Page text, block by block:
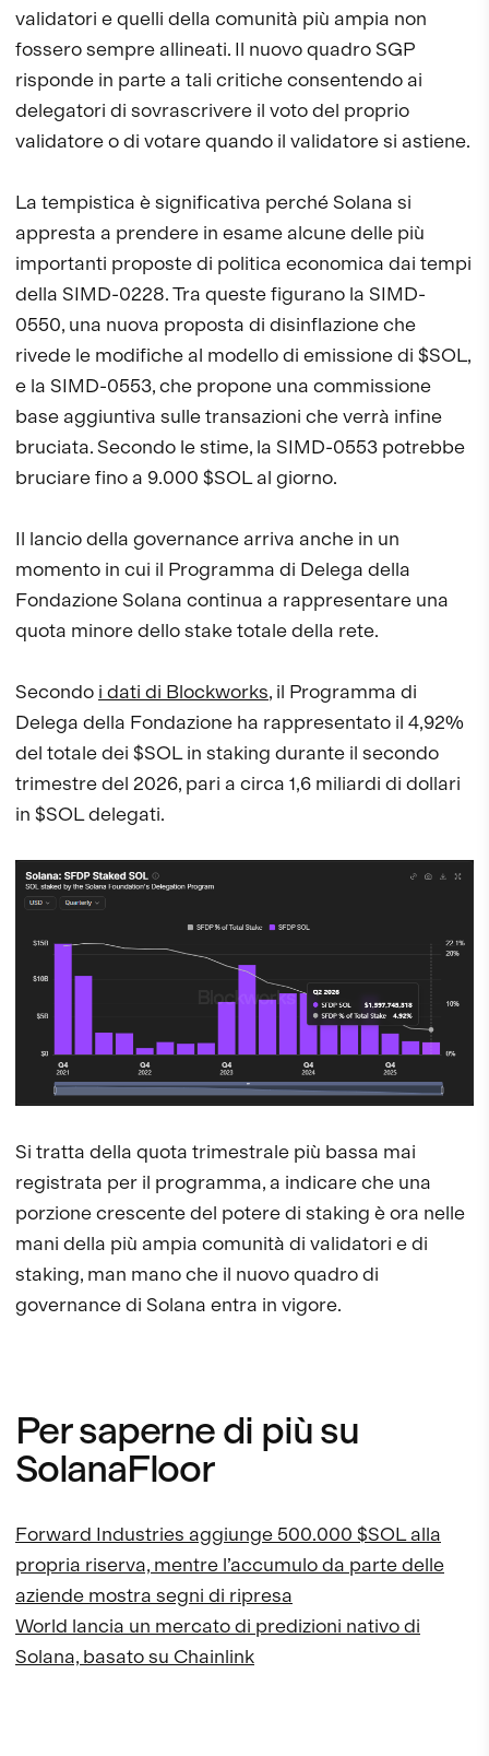
validatori e quelli della comunità più ampia non
fossero sempre allineati. Il nuovo quadro SGP
risponde in parte a tali critiche consentendo ai
delegatori di sovrascrivere il voto del proprio
validatore o di votare quando il validatore si astiene.
La tempistica è significativa perché Solana si
appresta a prendere in esame alcune delle più
importanti proposte di politica economica dai tempi
della SIMD-0228. Tra queste figurano la SIMD-
0550, una nuova proposta di disinflazione che
rivede le modifiche al modello di emissione di $SOL,
e la SIMD-0553, che propone una commissione
base aggiuntiva sulle transazioni che verrà infine
bruciata. Secondo le stime, la SIMD-0553 potrebbe
bruciare fino a 9.000 $SOL al giorno.
Il lancio della governance arriva anche in un
momento in cui il Programma di Delega della
Fondazione Solana continua a rappresentare una
quota minore dello stake totale della rete.
Secondo i dati di Blockworks, il Programma di
Delega della Fondazione ha rappresentato il 4,92%
del totale dei $SOL in staking durante il secondo
trimestre del 2026, pari a circa 1,6 miliardi di dollari
in $SOL delegati.
Si tratta della quota trimestrale più bassa mai
registrata per il programma, a indicare che una
porzione crescente del potere di staking è ora nelle
mani della più ampia comunità di validatori e di
staking, man mano che il nuovo quadro di
governance di Solana entra in vigore.
Per saperne di più su
SolanaFloor
Forward Industries aggiunge 500.000 $SOL alla
propria riserva, mentre l’accumulo da parte delle
aziende mostra segni di ripresa
World lancia un mercato di predizioni nativo di
Solana, basato su Chainlink